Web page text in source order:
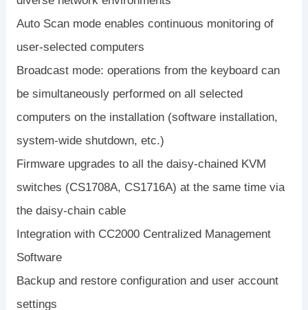
Auto Scan mode enables continuous monitoring of
user-selected computers
Broadcast mode: operations from the keyboard can
be simultaneously performed on all selected
computers on the installation (software installation,
system-wide shutdown, etc.)
Firmware upgrades to all the daisy-chained KVM
switches (CS1708A, CS1716A) at the same time via
the daisy-chain cable
Integration with CC2000 Centralized Management
Software
Backup and restore configuration and user account
settings